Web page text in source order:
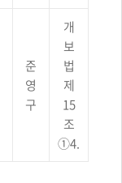
준
영
구
개
보
법
제
15
조
①4.